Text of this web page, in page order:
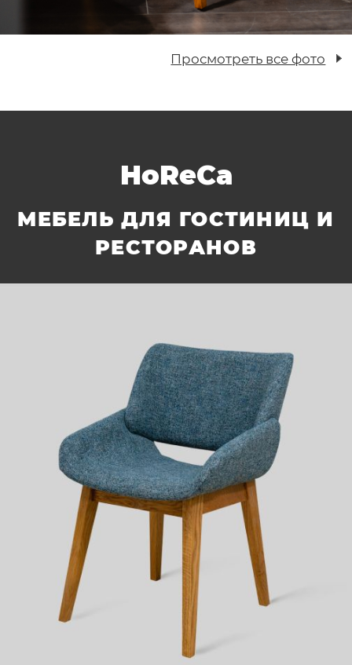
Просмотреть все фото
HoReCa
МЕБЕЛЬ ДЛЯ ГОСТИНИЦ И
РЕСТОРАНОВ